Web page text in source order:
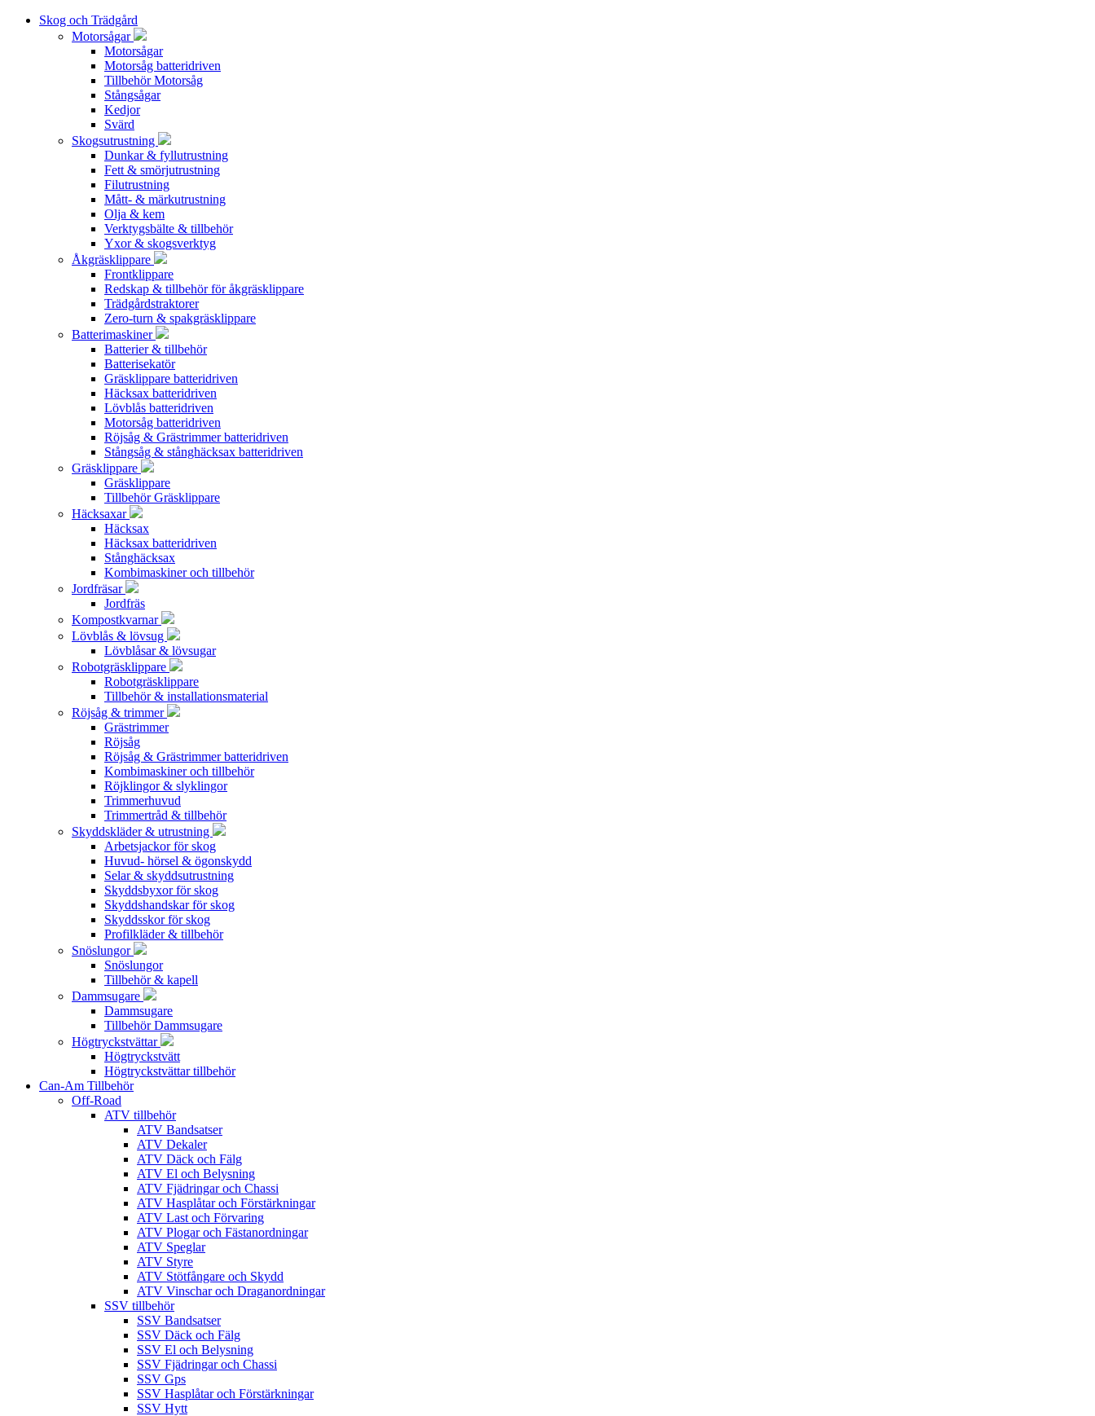
Skog och Trädgård
Motorsågar
Motorsågar
Motorsåg batteridriven
Tillbehör Motorsåg
Stångsågar
Kedjor
Svärd
Skogsutrustning
Dunkar & fyllutrustning
Fett & smörjutrustning
Filutrustning
Mått- & märkutrustning
Olja & kem
Verktygsbälte & tillbehör
Yxor & skogsverktyg
Åkgräsklippare
Frontklippare
Redskap & tillbehör för åkgräsklippare
Trädgårdstraktorer
Zero-turn & spakgräsklippare
Batterimaskiner
Batterier & tillbehör
Batterisekatör
Gräsklippare batteridriven
Häcksax batteridriven
Lövblås batteridriven
Motorsåg batteridriven
Röjsåg & Grästrimmer batteridriven
Stångsåg & stånghäcksax batteridriven
Gräsklippare
Gräsklippare
Tillbehör Gräsklippare
Häcksaxar
Häcksax
Häcksax batteridriven
Stånghäcksax
Kombimaskiner och tillbehör
Jordfräsar
Jordfräs
Kompostkvarnar
Lövblås & lövsug
Lövblåsar & lövsugar
Robotgräsklippare
Robotgräsklippare
Tillbehör & installationsmaterial
Röjsåg & trimmer
Grästrimmer
Röjsåg
Röjsåg & Grästrimmer batteridriven
Kombimaskiner och tillbehör
Röjklingor & slyklingor
Trimmerhuvud
Trimmertråd & tillbehör
Skyddskläder & utrustning
Arbetsjackor för skog
Huvud- hörsel & ögonskydd
Selar & skyddsutrustning
Skyddsbyxor för skog
Skyddshandskar för skog
Skyddsskor för skog
Profilkläder & tillbehör
Snöslungor
Snöslungor
Tillbehör & kapell
Dammsugare
Dammsugare
Tillbehör Dammsugare
Högtryckstvättar
Högtryckstvätt
Högtryckstvättar tillbehör
Can-Am Tillbehör
Off-Road
ATV tillbehör
ATV Bandsatser
ATV Dekaler
ATV Däck och Fälg
ATV El och Belysning
ATV Fjädringar och Chassi
ATV Hasplåtar och Förstärkningar
ATV Last och Förvaring
ATV Plogar och Fästanordningar
ATV Speglar
ATV Styre
ATV Stötfångare och Skydd
ATV Vinschar och Draganordningar
SSV tillbehör
SSV Bandsatser
SSV Däck och Fälg
SSV El och Belysning
SSV Fjädringar och Chassi
SSV Gps
SSV Hasplåtar och Förstärkningar
SSV Hytt